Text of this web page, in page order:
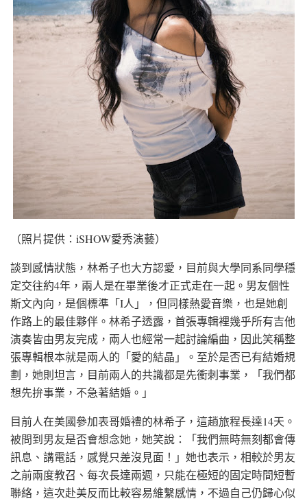
（照片提供：iSHOW愛秀演藝）
談到感情狀態，林希子也大方認愛，目前與大學同系同學穩
定交往約4年，兩人是在畢業後才正式走在一起。男友個性
斯文內向，是個標準「I人」，但同樣熱愛音樂，也是她創
作路上的最佳夥伴。林希子透露，首張專輯裡幾乎所有吉他
演奏皆由男友完成，兩人也經常一起討論編曲，因此笑稱整
張專輯根本就是兩人的「愛的結晶」。至於是否已有結婚規
劃，她則坦言，目前兩人的共識都是先衝刺事業，「我們都
想先拚事業，不急著結婚。」
目前人在美國參加表哥婚禮的林希子，這趟旅程長達14天。
被問到男友是否會想念她，她笑說：「我們無時無刻都會傳
訊息、講電話，感覺只差沒見面！」她也表示，相較於男友
之前兩度教召、每次長達兩週，只能在極短的固定時間短暫
聯絡，這次赴美反而比較容易維繫感情，不過自己仍歸心似